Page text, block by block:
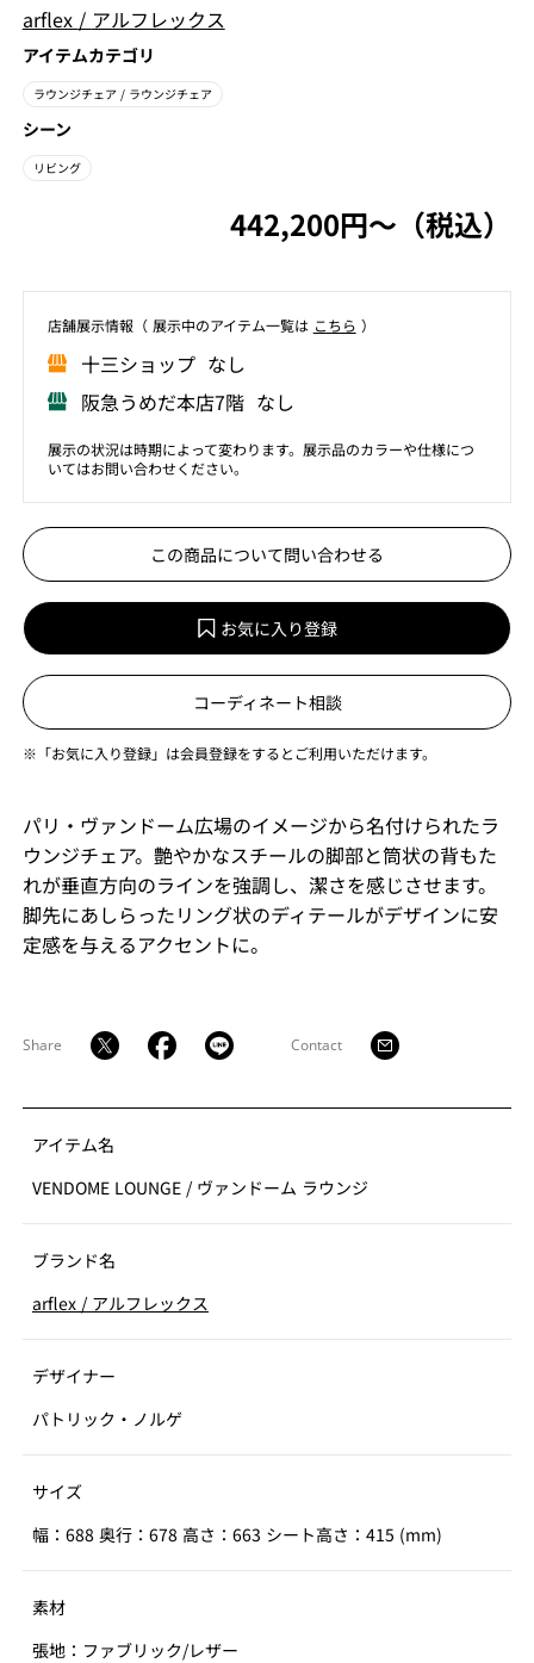
arflex / アルフレックス
アイテムカテゴリ
ラウンジチェア / ラウンジチェア
シーン
リビング
442,200円〜（税込）
店舗展⽰情報（ 展⽰中のアイテム⼀覧は こちら ）
⼗三ショップ なし
阪急うめだ本店7階 なし
展示の状況は時期によって変わります。展示品のカラーや仕様につ
いてはお問い合わせください。
この商品について問い合わせる
お気に入り登録
コーディネート相談
※「お気に入り登録」は会員登録をするとご利用いただけます。
パリ・ヴァンドーム広場のイメージから名付けられたラ
ウンジチェア。艶やかなスチールの脚部と筒状の背もた
れが垂直方向のラインを強調し、潔さを感じさせます。
脚先にあしらったリング状のディテールがデザインに安
定感を与えるアクセントに。
Share Contact
アイテム名
VENDOME LOUNGE / ヴァンドーム ラウンジ
ブランド名
arflex / アルフレックス
デザイナー
パトリック・ノルゲ
サイズ
幅：688 奥行：678 高さ：663 シート高さ：415 (mm)
素材
張地：ファブリック/レザー